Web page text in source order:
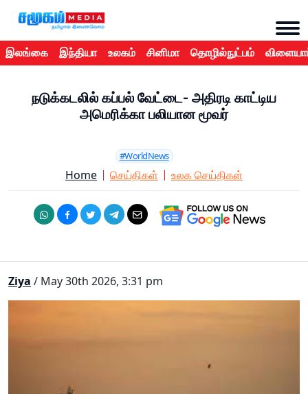
இலங்கை இந்தியா உலகம் சினிமா தொழில்நுட்பம்
நடுக்கடலில் கப்பல் வேட்டை- அதிரடி காட்டிய
அமெரிக்கா பலியான மூவர்
#WorldNews
Home செய்திகள் உலக செய்திகள்
Ziya / May 30th 2026, 3:31 pm